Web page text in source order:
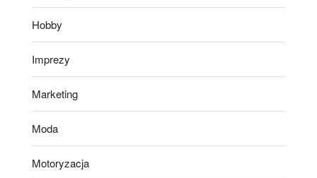
Hobby
Imprezy
Marketing
Moda
Motoryzacja